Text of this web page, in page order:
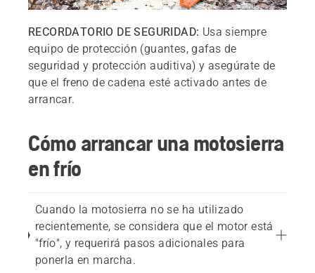
RECORDATORIO DE SEGURIDAD: Usa siempre
equipo de protección (guantes, gafas de
seguridad y protección auditiva) y asegúrate de
que el freno de cadena esté activado antes de
arrancar.
Cómo arrancar una motosierra
en frío
Cuando la motosierra no se ha utilizado
recientemente, se considera que el motor está
"frío", y requerirá pasos adicionales para
ponerla en marcha.